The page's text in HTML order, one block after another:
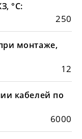
°С:
250
монтаже,
12
кабелей по
6000